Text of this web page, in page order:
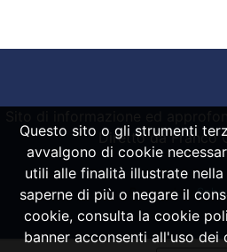
Diretto da Franco
Powered by
Questo sito o gli strumenti
avvalgono di cookie
utili alle finalità illustrate
saperne di più o negare il
cookie, consulta la cookie
banner acconsenti all'uso dei